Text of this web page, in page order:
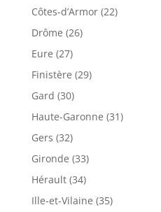
Côtes-d’Armor (22)
Drôme (26)
Eure (27)
Finistère (29)
Gard (30)
Haute-Garonne (31)
Gers (32)
Gironde (33)
Hérault (34)
Ille-et-Vilaine (35)